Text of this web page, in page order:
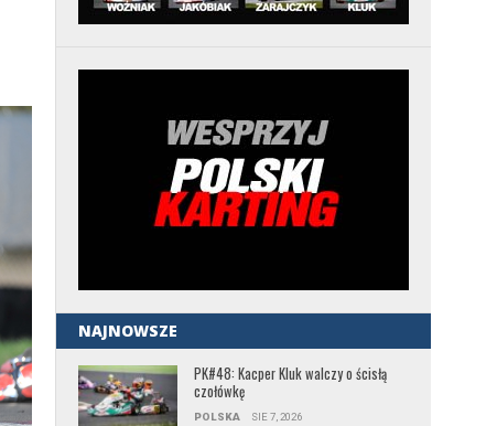
NAJNOWSZE
PK#48: Kacper Kluk walczy o ścisłą
czołówkę
POLSKA SIE 7, 2026